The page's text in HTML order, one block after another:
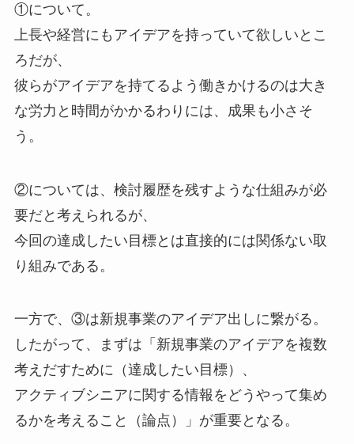
①について。
上長や経営にもアイデアを持っていて欲しいとこ
ろだが、
彼らがアイデアを持てるよう働きかけるのは大き
な労力と時間がかかるわりには、成果も小さそ
う。
②については、検討履歴を残すような仕組みが必
要だと考えられるが、
今回の達成したい目標とは直接的には関係ない取
り組みである。
一方で、③は新規事業のアイデア出しに繋がる。
したがって、まずは「新規事業のアイデアを複数
考えだすために（達成したい目標）、
アクティブシニアに関する情報をどうやって集め
るかを考えること（論点）」が重要となる。